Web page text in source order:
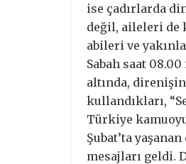
ise çadırlarda
değil, aileleri de
abileri ve
Sabah saat
altında,
kullandıkları,
Türkiye
Şubat’ta
mesajları geldi.